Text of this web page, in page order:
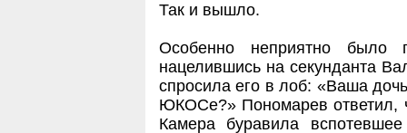
Так и вышло.
Особенно неприятно было
нацелившись на секунданта
спросила его в лоб: «Ваша
ЮКОСе?» Пономарев ответил,
Камера буравила